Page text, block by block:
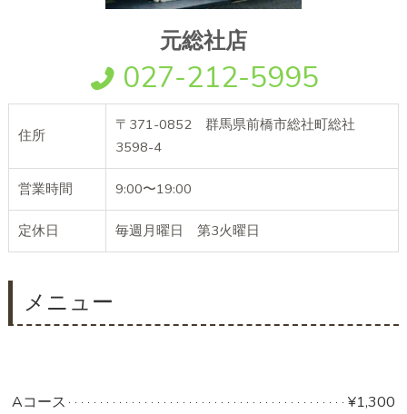
元総社店
027-212-5995
住所
〒371-0852 群馬県前橋市総社町総社
3598-4
営業時間 9:00〜19:00
定休日 毎週月曜日 第3火曜日
メニュー
Aコース
¥1,300